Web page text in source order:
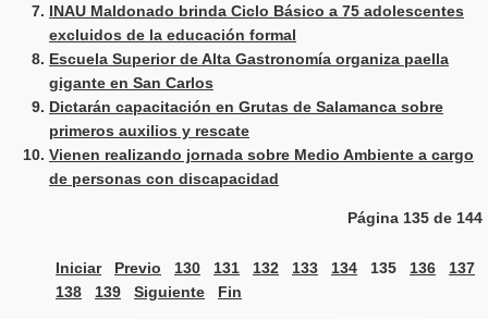
INAU Maldonado brinda Ciclo Básico a 75 adolescentes
excluidos de la educación formal
Escuela Superior de Alta Gastronomía organiza paella
gigante en San Carlos
Dictarán capacitación en Grutas de Salamanca sobre
primeros auxilios y rescate
Vienen realizando jornada sobre Medio Ambiente a cargo
de personas con discapacidad
Página 135 de 144
Iniciar Previo 130 131 132 133 134 135 136
137
138
139 Siguiente Fin